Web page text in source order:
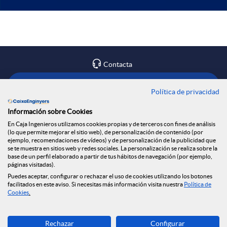
t
a
t
o
d
a
s
e
s
F
o
o
t
e
r
EN CALIDAD DE
Contacta
Encuéntranos en
Blog
Tablón de anuncios
Seguridad Online
Política de privacidad
Información sobre Cookies
En Caja Ingenieros utilizamos cookies propias y de terceros con fines de análisis
(lo que permite mejorar el sitio web), de personalización de contenido (por
ejemplo, recomendaciones de vídeos) y de personalización de la publicidad que
se te muestra en sitios web y redes sociales. La personalización se realiza sobre la
base de un perfil elaborado a partir de tus hábitos de navegación (por ejemplo,
páginas visitadas).
Puedes aceptar, configurar o rechazar el uso de cookies utilizando los botones
facilitados en este aviso. Si necesitas más información visita nuestra Política de
Cookies
Rechazar Configurar